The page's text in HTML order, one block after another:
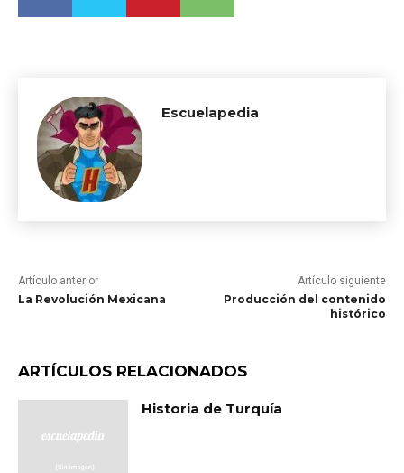
Escuelapedia
Artículo anterior
La Revolución Mexicana
Artículo siguiente
Producción del contenido
histórico
ARTÍCULOS RELACIONADOS
Historia de Turquía